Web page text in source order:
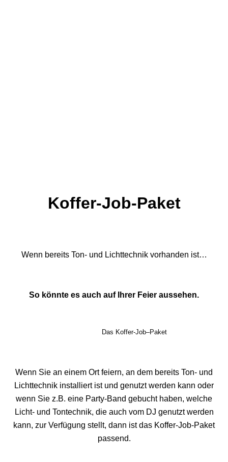
Koffer-Job-Paket
Wenn bereits Ton- und Lichttechnik vorhanden ist…
So könnte es auch auf Ihrer Feier aussehen.
Das Koffer-Job–Paket
Wenn Sie an einem Ort feiern, an dem bereits Ton- und
Lichttechnik installiert ist und genutzt werden kann oder
wenn Sie z.B. eine Party-Band gebucht haben, welche
Licht- und Tontechnik, die auch vom DJ genutzt werden
kann, zur Verfügung stellt, dann ist das Koffer-Job-Paket
passend.